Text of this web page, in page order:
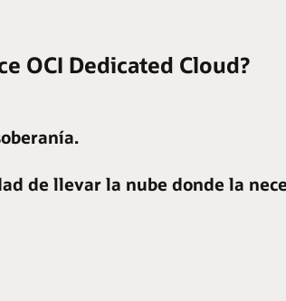
público
y
OCI Dedicated Cloud?
de llevar la nube donde la